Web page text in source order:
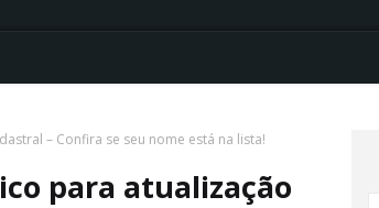
– Confira se seu nome está na lista!
para atualização